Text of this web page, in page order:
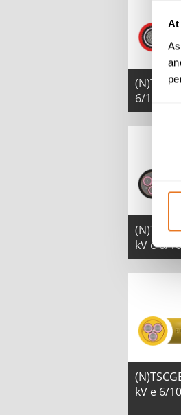
At
6/10 kV
kV e 6/
kV e 6/